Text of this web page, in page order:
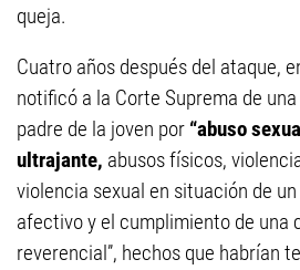
queja.
Cuatro años después del ataque,
notificó a la Corte Suprema de
padre de la joven por “abuso
ultrajante, abusos físicos,
violencia sexual en situación de
afectivo y el cumplimiento de una
reverencial”, hechos que habrían